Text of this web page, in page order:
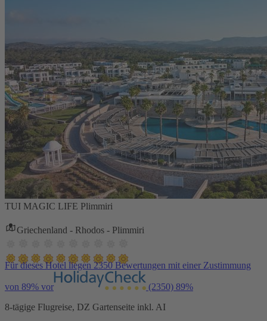
TUI MAGIC LIFE Plimmiri
Griechenland - Rhodos - Plimmiri
Für dieses Hotel liegen 2350 Bewertungen mit einer Zustimmung
von 89% vor (2350) 89%
8-tägige Flugreise, DZ Gartenseite inkl. AI